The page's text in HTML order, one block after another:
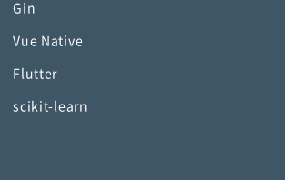
Gin
Vue Native
Flutter
scikit-learn